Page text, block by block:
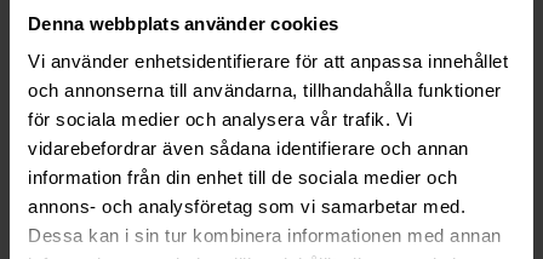
Denna webbplats använder cookies
Vi använder enhetsidentifierare för att anpassa innehållet
och annonserna till användarna, tillhandahålla funktioner
för sociala medier och analysera vår trafik. Vi
vidarebefordrar även sådana identifierare och annan
information från din enhet till de sociala medier och
annons- och analysföretag som vi samarbetar med.
Dessa kan i sin tur kombinera informationen med annan
Kävlinge 4d 10h
Stort parti fabriksnya
förskolemöbler
500 kr · bud
Nacka
4 karmstolar, trä, svart
lädersits med nitar
4 000 kr